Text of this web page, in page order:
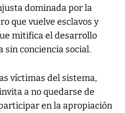
dominada por la
que vuelve esclavos y
mitifica el desarrollo
conciencia social.
víctimas del sistema,
a no quedarse de
en la apropiación